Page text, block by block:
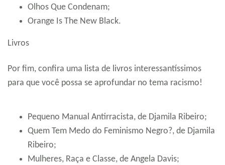
Olhos Que Condenam;
Orange Is The New Black.
Livros
Por fim, confira uma lista de livros interessantíssimos
para que você possa se aprofundar no tema racismo!
Pequeno Manual Antirracista, de Djamila Ribeiro;
Quem Tem Medo do Feminismo Negro?, de Djamila
Ribeiro;
Mulheres, Raça e Classe, de Angela Davis;